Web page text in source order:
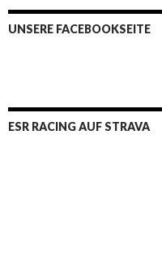
UNSERE FACEBOOKSEITE
ESR RACING AUF STRAVA